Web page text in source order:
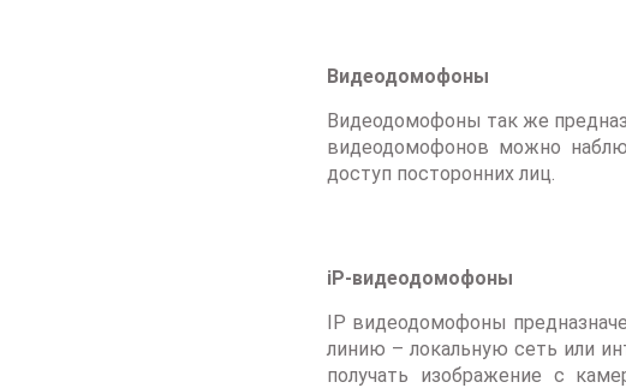
Видеодомофоны
Видеодомофоны так же
видеодомофонов можно
доступ посторонних лиц.
iP-видеодомофоны
IP видеодомофоны
линию – локальную сеть или
получать изображение с